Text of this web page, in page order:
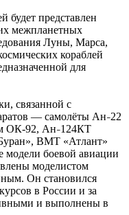
будет представлен
межпланетных
Луны, Марса,
кораблей
для
связанной с
— самолёты Ан–22
ОК-92, Ан–124КТ
ВМТ «Атлант»
модели боевой авиации
моделистом
Он становился
в России и за
и выполнены в